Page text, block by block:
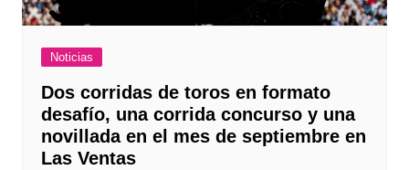
Noticias
Dos corridas de toros en formato
desafío, una corrida concurso y una
novillada en el mes de septiembre en
Las Ventas